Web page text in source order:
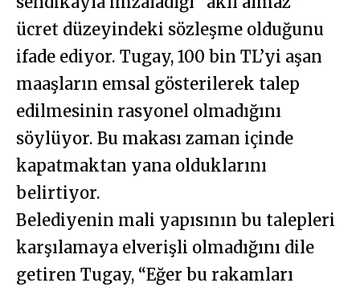
ücret düzeyindeki sözleşme olduğunu
ifade ediyor. Tugay, 100 bin TL’yi aşan
maaşların emsal gösterilerek talep
edilmesinin rasyonel olmadığını
söylüyor. Bu makası zaman içinde
kapatmaktan yana olduklarını
belirtiyor.
Belediyenin mali yapısının bu talepleri
karşılamaya elverişli olmadığını dile
getiren Tugay, “Eğer bu rakamları